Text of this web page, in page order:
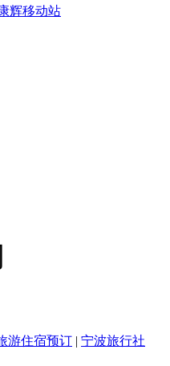
辉移动站
游住宿预订 | 宁波旅行社